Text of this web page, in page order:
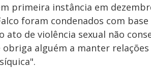
primeira instância em
foram condenados com
ato de violência sexual não
obriga alguém a manter